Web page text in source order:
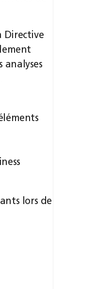
Directive
lors de